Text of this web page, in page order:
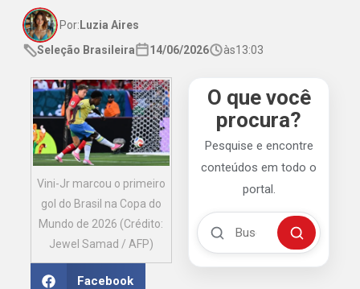
Por: Luzia Aires
Seleção Brasileira
14/06/2026 às13:03
Vini-Jr marcou o primeiro
gol do Brasil na Copa do
Mundo de 2026 (Crédito:
Jewel Samad / AFP)
Facebook
O que você
procura?
Pesquise e encontre
conteúdos em todo o
portal.
Buscar no Mengão 360
Buscar